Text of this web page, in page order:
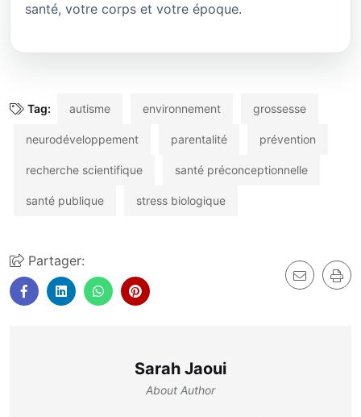
santé, votre corps et votre époque.
Tag: autisme environnement grossesse
neurodéveloppement parentalité prévention
recherche scientifique santé préconceptionnelle
santé publique stress biologique
Partager:
Sarah Jaoui
About Author